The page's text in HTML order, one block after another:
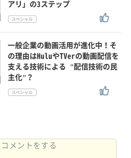
アリ」の3ステップ
一般企業の動画活用が進化中！そ
の理由はHuluやTVerの動画配信を
支える技術による "配信技術の民
主化"？